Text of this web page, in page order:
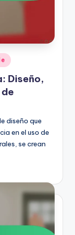
Diseño,
diseño que
en el uso de
se crean